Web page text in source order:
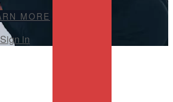
MORE
Sign in